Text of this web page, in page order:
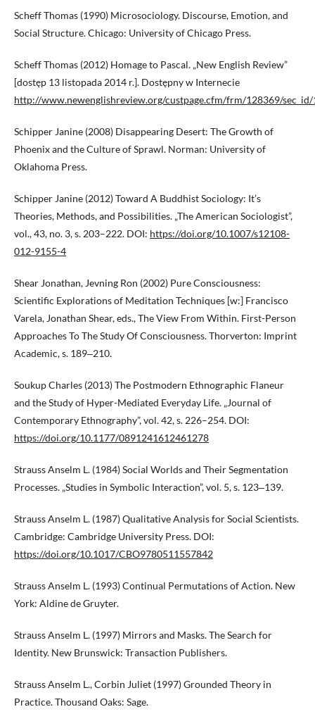
Scheff Thomas (1990) Microsociology. Discourse, Emotion, and
Social Structure. Chicago: University of Chicago Press.
Scheff Thomas (2012) Homage to Pascal. „New English Review”
[dostęp 13 listopada 2014 r.]. Dostępny w Internecie
http://www.newenglishreview.org/custpage.cfm/frm/128369/
Schipper Janine (2008) Disappearing Desert: The Growth of
Phoenix and the Culture of Sprawl. Norman: University of
Oklahoma Press.
Schipper Janine (2012) Toward A Buddhist Sociology: It’s
Theories, Methods, and Possibilities. „The American Sociologist”,
vol., 43, no. 3, s. 203–222. DOI: https://doi.org/10.1007/s12108-
012-9155-4
Shear Jonathan, Jevning Ron (2002) Pure Consciousness:
Scientific Explorations of Meditation Techniques [w:] Francisco
Varela, Jonathan Shear, eds., The View From Within. First-Person
Approaches To The Study Of Consciousness. Thorverton: Imprint
Academic, s. 189‒210.
Soukup Charles (2013) The Postmodern Ethnographic Flaneur
and the Study of Hyper-Mediated Everyday Life. „Journal of
Contemporary Ethnography”, vol. 42, s. 226–254. DOI:
https://doi.org/10.1177/0891241612461278
Strauss Anselm L. (1984) Social Worlds and Their Segmentation
Processes. „Studies in Symbolic Interaction”, vol. 5, s. 123‒139.
Strauss Anselm L. (1987) Qualitative Analysis for Social Scientists.
Cambridge: Cambridge University Press. DOI:
https://doi.org/10.1017/CBO9780511557842
Strauss Anselm L. (1993) Continual Permutations of Action. New
York: Aldine de Gruyter.
Strauss Anselm L. (1997) Mirrors and Masks. The Search for
Identity. New Brunswick: Transaction Publishers.
Strauss Anselm L., Corbin Juliet (1997) Grounded Theory in
Practice. Thousand Oaks: Sage.